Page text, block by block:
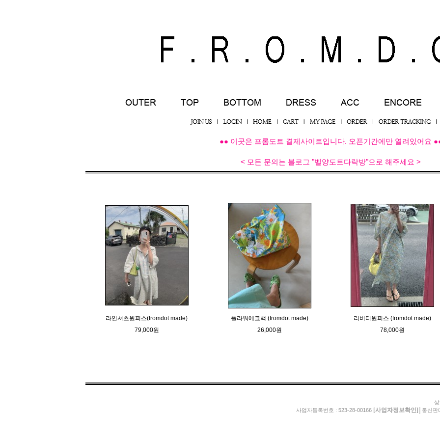
●● 이곳은 프롬도트 결제사이트입니다. 오픈기간에만 열려있어요
< 모든 문의는 블로그 "벨양도트다락방"으로 해주세요 >
라인셔츠원피스(fromdot made)
79,000원
플라워에코백 (fromdot made)
26,000원
리버티원피스 (fromdot made)
78,000원
사업자등록번호 : 523-28-00166 [사업자정보확인] │통신